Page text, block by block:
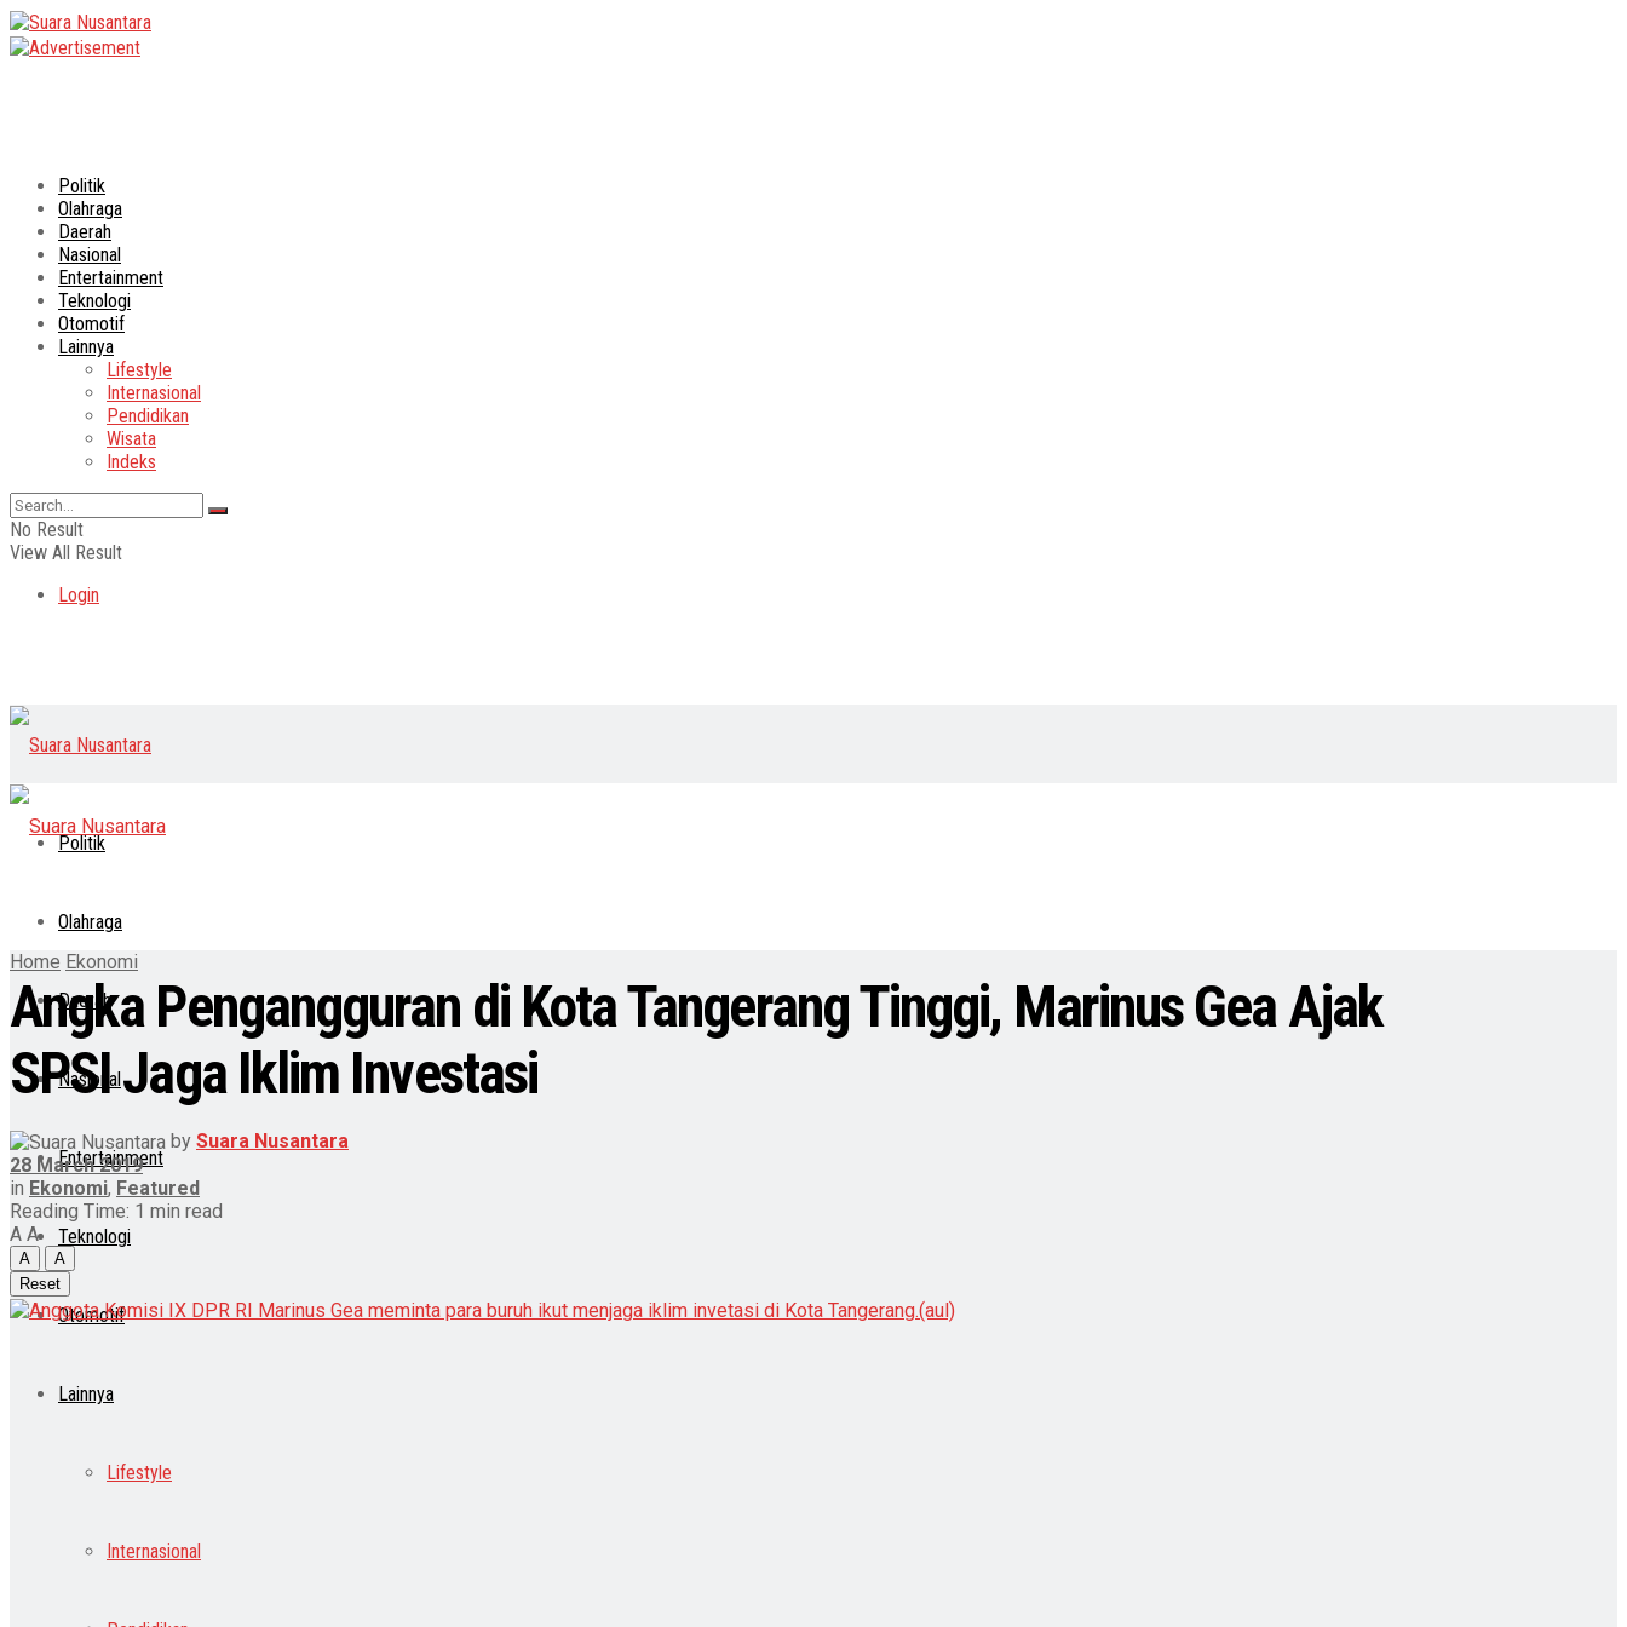
Politik
Olahraga
Daerah
Nasional
Entertainment
Teknologi
Otomotif
Lainnya
Lifestyle
Internasional
Pendidikan
Wisata
Indeks
No Result
View All Result
Login
Politik
Olahraga
Daerah
Nasional
Entertainment
Teknologi
Otomotif
Lainnya
Lifestyle
Internasional
Home Ekonomi
Angka Pengangguran di Kota Tangerang Tinggi, Marinus Gea Ajak
SPSI Jaga Iklim Investasi
by Suara Nusantara
28 March 2019
in Ekonomi, Featured
Reading Time: 1 min read
A A
A
A
Reset